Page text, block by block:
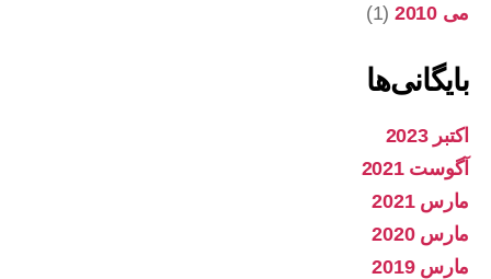
می 2010
(1)
بایگانی‌ها
اکتبر 2023
آگوست 2021
مارس 2021
مارس 2020
مارس 2019